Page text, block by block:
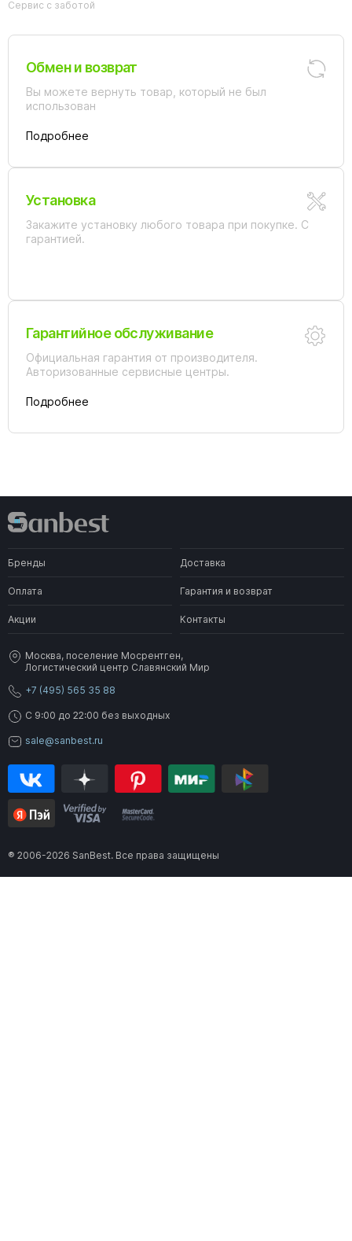
Сервис с заботой
Обмен и возврат
Вы можете вернуть товар, который не был
использован
Подробнее
Установка
Закажите установку любого товара при покупке. С
гарантией.
Гарантийное обслуживание
Официальная гарантия от производителя.
Авторизованные сервисные центры.
Подробнее
Бренды Доставка
Оплата Гарантия и возврат
Акции Контакты
Москва, поселение Мосрентген,
Логистический центр Славянский Мир
+7 (495) 565 35 88
C 9:00 до 22:00 без выходных
sale@sanbest.ru
® 2006-2026 SanBest. Все права защищены